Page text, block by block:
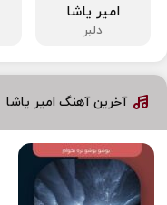
امیر یاشا
دلبر
آخرین آهنگ امیر یاشا